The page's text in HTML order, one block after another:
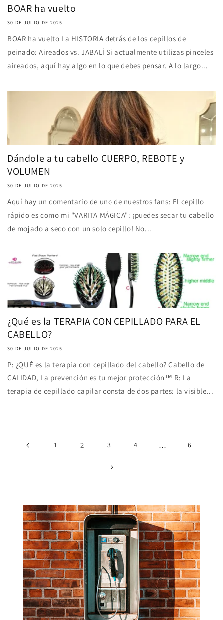
BOAR ha vuelto
30 DE JULIO DE 2025
BOAR ha vuelto La HISTORIA detrás de los cepillos de
peinado: Aireados vs. JABALÍ Si actualmente utilizas pinceles
aireados, aquí hay algo en lo que debes pensar. A lo largo...
Dándole a tu cabello CUERPO, REBOTE y
VOLUMEN
30 DE JULIO DE 2025
Aquí hay un comentario de uno de nuestros fans: El cepillo
rápido es como mi "VARITA MÁGICA": ¡puedes secar tu cabello
de mojado a seco con un solo cepillo! No...
¿Qué es la TERAPIA CON CEPILLADO PARA EL
CABELLO?
30 DE JULIO DE 2025
P: ¿QUÉ es la terapia con cepillado del cabello? Cabello de
CALIDAD, La prevención es tu mejor protección™ R: La
terapia de cepillado capilar consta de dos partes: la visible...
1 2 3 4 … 6